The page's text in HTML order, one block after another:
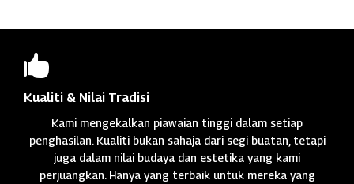

Kualiti & Nilai Tradisi
Kami mengekalkan piawaian tinggi dalam setiap
penghasilan. Kualiti bukan sahaja dari segi buatan, tetapi
juga dalam nilai budaya dan estetika yang kami
perjuangkan. Hanya yang terbaik untuk mereka yang